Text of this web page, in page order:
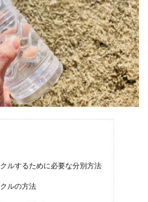
ルするために必要な分別方法
ルの方法